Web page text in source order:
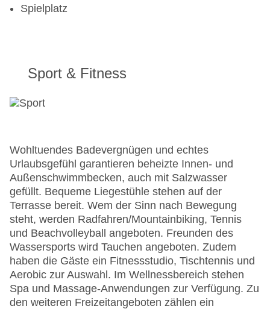
Spielplatz
Sport & Fitness
Wohltuendes Badevergnügen und echtes
Urlaubsgefühl garantieren beheizte Innen- und
Außenschwimmbecken, auch mit Salzwasser
gefüllt. Bequeme Liegestühle stehen auf der
Terrasse bereit. Wem der Sinn nach Bewegung
steht, werden Radfahren/Mountainbiking, Tennis
und Beachvolleyball angeboten. Freunden des
Wassersports wird Tauchen angeboten. Zudem
haben die Gäste ein Fitnessstudio, Tischtennis und
Aerobic zur Auswahl. Im Wellnessbereich stehen
Spa und Massage-Anwendungen zur Verfügung. Zu
den weiteren Freizeitangeboten zählen ein